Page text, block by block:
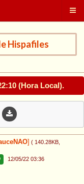
Hispafiles
(Hora Local).
( 140.28KB
12/05/22 03:36